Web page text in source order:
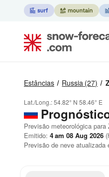
Estâncias Russia (27)
Lat./Long.:54.82° N 58.46° E
Previsão meteorológica para
Emitido: 4 am 08 Aug 2026
Previsão de neve atualizada